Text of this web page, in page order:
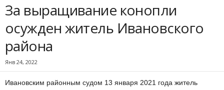
За выращивание конопли
осужден житель Ивановского
района
Янв 24, 2022
Ивановским районным судом 13 января 2021 года житель